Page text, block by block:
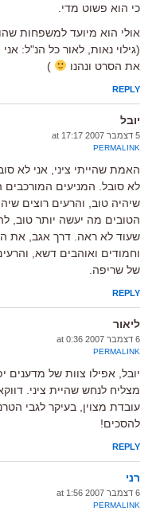
כי הוא פשוט מדי.
אולי הוא מיועד למשפחות
(גילוי נאות, לאור כל הנ"ל:
את הסרט ונהנו
)
REPLY
יובל
5 דצמבר 2007 at 17:17
PERMALINK
האמת שהייתי ציני, אני
לא סובל. המניעים המורכבים
שיהיה טוב, והרעים רוצים
הטובים מה יעשה יותר טוב,
שעוד לא ראה. דרך אגב, את
וחמודים ואוהבים דשא,
של שריפה.
REPLY
ליאור
6 דצמבר 2007 at 0:36
PERMALINK
יובל, אפילו צוות של מדענים
מצליח לנחש שהיית ציני.
עובדת מצוין, בעיקר לגבי
להסכים!
REPLY
רני
6 דצמבר 2007 at 1:56
PERMALINK